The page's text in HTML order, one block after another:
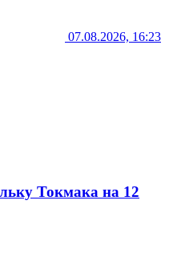
07.08.2026, 16:23
Токмака на 12